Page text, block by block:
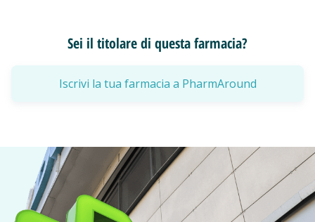
Sei il titolare di questa farmacia?
Iscrivi la tua farmacia a PharmAround